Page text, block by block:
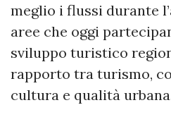
meglio i flussi durante
aree che oggi
sviluppo turistico
rapporto tra turismo,
cultura e qualità